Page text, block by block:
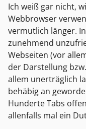
Ich weiß gar nicht,
Webbrowser
vermutlich länger.
zunehmend
Webseiten (vor
der Darstellung
allem unerträglich
behäbig an
Hunderte Tabs
allenfalls mal ein